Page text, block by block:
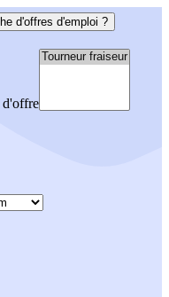
d'offres d'emploi ?
d'offre